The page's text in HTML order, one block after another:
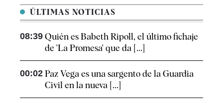
ÚLTIMAS NOTICIAS
08:39 Quién es Babeth Ripoll, el último fichaje
de 'La Promesa' que da [...]
00:02 Paz Vega es una sargento de la Guardia
Civil en la nueva [...]